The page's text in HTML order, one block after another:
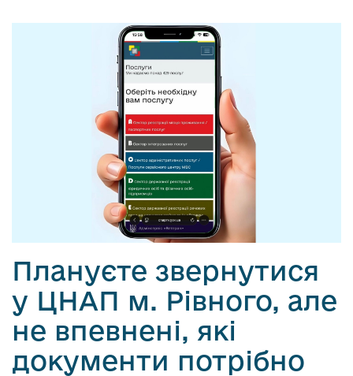
Плануєте звернутися
у ЦНАП м. Рівного, але
не впевнені, які
документи потрібно